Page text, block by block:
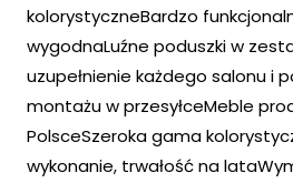
kolorystyczneBardzo
wygodnaLuźne poduszki w
uzupełnienie każdego salonu i
montażu w przesyłceMeble
PolsceSzeroka gama
wykonanie, trwałość na